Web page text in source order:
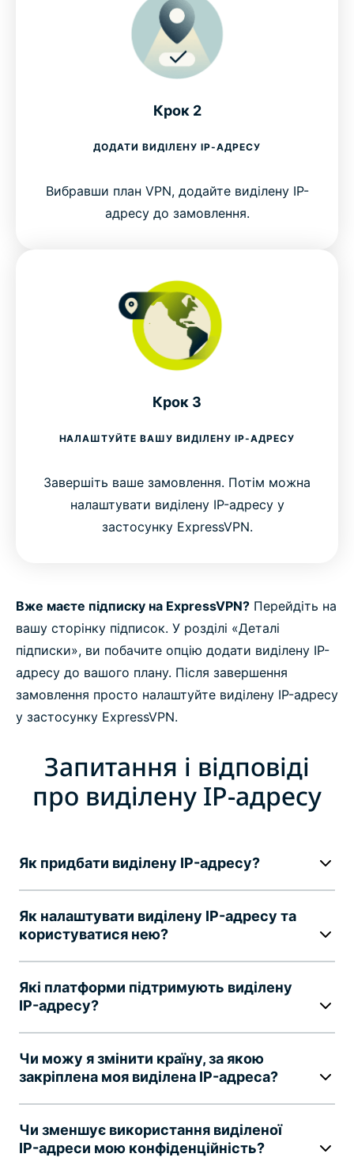
Крок 2
ДОДАТИ ВИДІЛЕНУ IP-АДРЕСУ
Вибравши план VPN, додайте виділену IP-
адресу до замовлення.
Крок 3
НАЛАШТУЙТЕ ВАШУ ВИДІЛЕНУ IP-АДРЕСУ
Завершіть ваше замовлення. Потім можна
налаштувати виділену IP-адресу у
застосунку ExpressVPN.
Вже маєте підписку на ExpressVPN? Перейдіть на
вашу сторінку підписок. У розділі «Деталі
підписки», ви побачите опцію додати виділену IP-
адресу до вашого плану. Після завершення
замовлення просто налаштуйте виділену IP-адресу
у застосунку ExpressVPN.
Запитання і відповіді
про виділену IP-адресу
Як придбати виділену IP-адресу?
Як налаштувати виділену IP-адресу та
користуватися нею?
Які платформи підтримують виділену
IP-адресу?
Чи можу я змінити країну, за якою
закріплена моя виділена IP-адреса?
Чи зменшує використання виділеної
IP-адреси мою конфіденційність?